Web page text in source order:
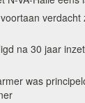
na 30 jaar
was